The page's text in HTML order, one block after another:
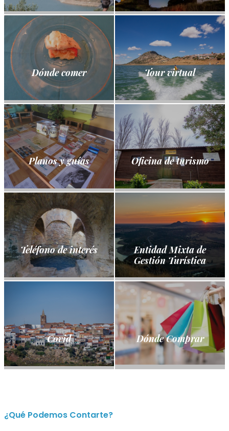
Dónde comer Tour virtual
Planos y guías Oficina de turismo
Teléfono de interés
Entidad Mixta de
Gestión Turística
Covid Dónde Comprar
¿Qué Podemos Contarte?